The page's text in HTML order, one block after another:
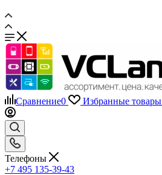
Сравнение0 Избранные товары
Телефоны
+7 495 135-39-43